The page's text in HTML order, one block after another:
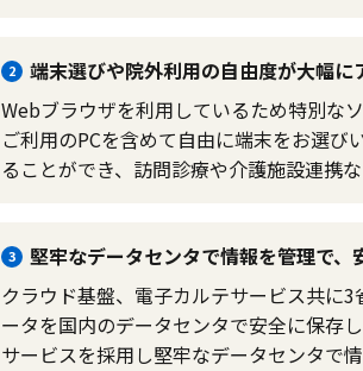
2
端末選びや院外利用の自由度が大幅に
Webブラウザを利用しているため特別な
ご利用のPCを含めて自由に端末をお選
ることができ、訪問診療や介護施設連携
3
堅牢なデータセンタで情報を管理で、
クラウド基盤、電子カルテサービス共に
ータを国内のデータセンタで安全に保存
サービスを採用し堅牢なデータセンタで